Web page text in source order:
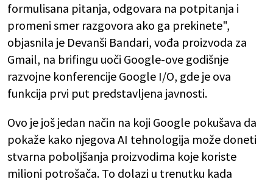
formulisana pitanja, odgovara na potpitanja i
promeni smer razgovora ako ga prekinete",
objasnila je Devanši Bandari, vođa proizvoda za
Gmail, na brifingu uoči Google-ove godišnje
razvojne konferencije Google I/O, gde je ova
funkcija prvi put predstavljena javnosti.
Ovo je još jedan način na koji Google pokušava da
pokaže kako njegova AI tehnologija može doneti
stvarna poboljšanja proizvodima koje koriste
milioni potrošača. To dolazi u trenutku kada